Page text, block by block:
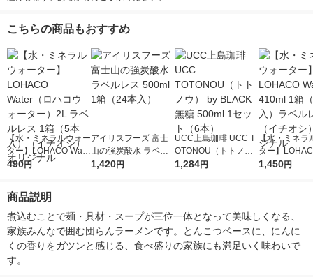
こちらの商品もおすすめ
【水・ミネラルウォー
ター】LOHACO Wate
r（ロハコウォータ
シ） オリジナル
490円
アイリスフーズ 富士
山の強炭酸水 ラベル
レス 500ml 1箱（24
1,420円
UCC上島珈琲 UCC T
OTONOU（トトノ
ウ） by BLACK無糖 5
1,284円
【水・ミネラ
ター】
r 410ml 1箱（
1,450円
商品説明
煮込むことで麺・具材・スープが三位一体となって美味しくなる、
家族みんなで囲む団らんラーメンです。とんこつベースに、にんに
くの香りをガツンと感じる、食べ盛りの家族にも満足いく味わいで
す。